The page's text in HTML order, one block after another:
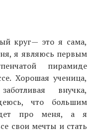
круг— это я сама,
я являюсь первым
пирамиде
Хорошая ученица,
внучка,
что большим
про меня, а я
свои мечты и стать